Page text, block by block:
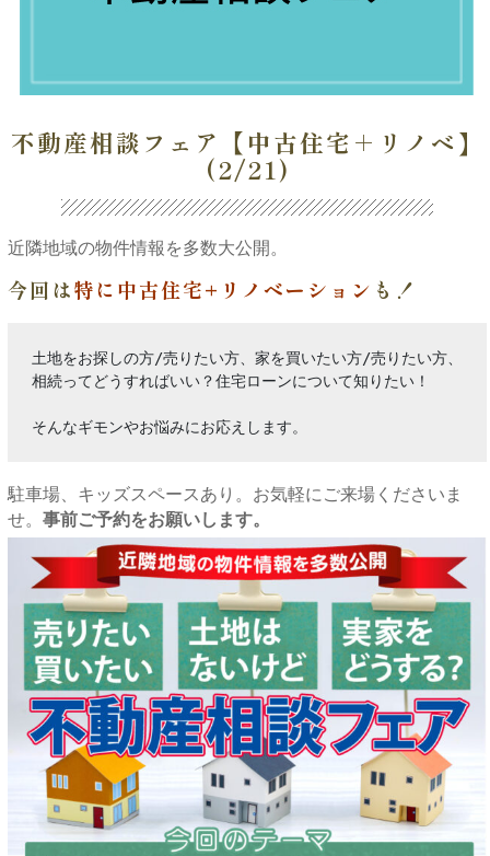
不動産相談フェア【中古住宅＋リノベ】
(2/21)
近隣地域の物件情報を多数大公開。
今回は特に中古住宅+リノベーション も！
土地をお探しの方/売りたい方、家を買いたい方/売りたい方、
相続ってどうすればいい？住宅ローンについて知りたい！
そんなギモンやお悩みにお応えします。
駐車場、キッズスペースあり。お気軽にご来場くださいま
せ。事前ご予約をお願いします。